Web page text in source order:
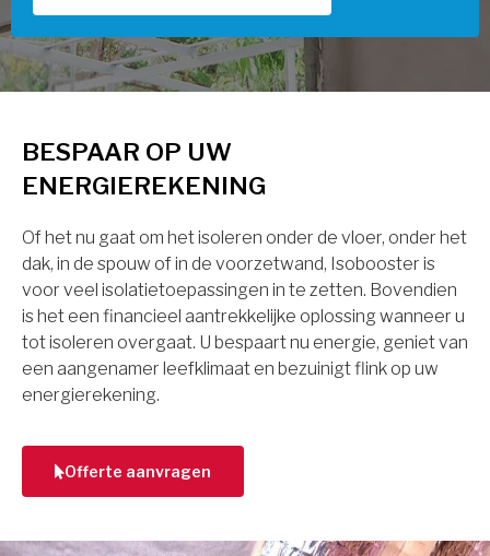
BESPAAR OP UW
ENERGIEREKENING
Of het nu gaat om het isoleren onder de vloer, onder het
dak, in de spouw of in de voorzetwand, Isobooster is
voor veel isolatietoepassingen in te zetten. Bovendien
is het een financieel aantrekkelijke oplossing wanneer u
tot isoleren overgaat. U bespaart nu energie, geniet van
een aangenamer leefklimaat en bezuinigt flink op uw
energierekening.
Offerte aanvragen